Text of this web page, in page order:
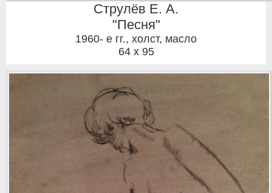
Струлёв Е. А.
"Песня"
1960- е гг., холст, масло
64 x 95